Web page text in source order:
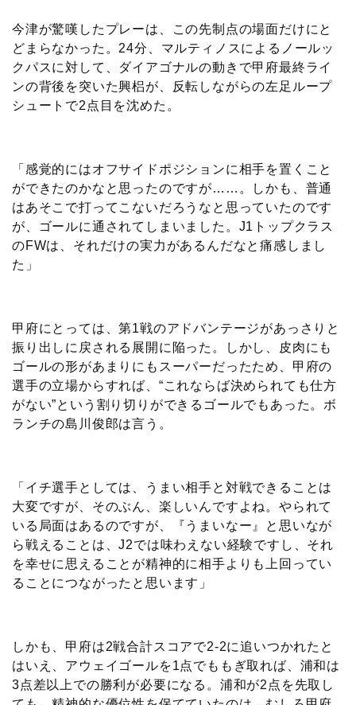
今津が驚嘆したプレーは、この先制点の場面だけにと
どまらなかった。24分、マルティノスによるノールッ
クパスに対して、ダイアゴナルの動きで甲府最終ライ
ンの背後を突いた興梠が、反転しながらの左足ループ
シュートで2点目を沈めた。
「感覚的にはオフサイドポジションに相手を置くこと
ができたのかなと思ったのですが……。しかも、普通
はあそこで打ってこないだろうなと思っていたのです
が、ゴールに通されてしまいました。J1トップクラス
のFWは、それだけの実力があるんだなと痛感しまし
た」
甲府にとっては、第1戦のアドバンテージがあっさりと
振り出しに戻される展開に陥った。しかし、皮肉にも
ゴールの形があまりにもスーパーだったため、甲府の
選手の立場からすれば、“これならば決められても仕方
がない”という割り切りができるゴールでもあった。ボ
ランチの島川俊郎は言う。
「イチ選手としては、うまい相手と対戦できることは
大変ですが、そのぶん、楽しいんですよね。やられて
いる局面はあるのですが、『うまいなー』と思いなが
ら戦えることは、J2では味わえない経験ですし、それ
を幸せに思えることが精神的に相手よりも上回ってい
ることにつながったと思います」
しかも、甲府は2戦合計スコアで2-2に追いつかれたと
はいえ、アウェイゴールを1点でももぎ取れば、浦和は
3点差以上での勝利が必要になる。浦和が2点を先取し